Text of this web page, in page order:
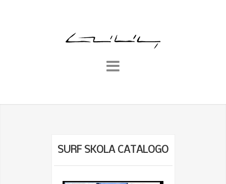
SURF SKOLA CATALOGO